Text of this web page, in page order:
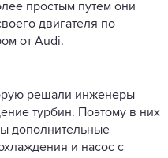
простым путем они
двигателя по
от Audi.
решали инженеры
турбин. Поэтому в них
дополнительные
и насос с